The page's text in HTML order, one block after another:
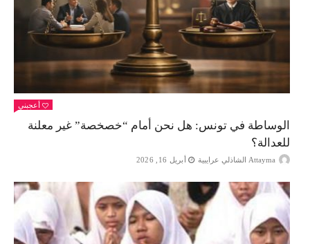
أعجبني
الوساطة في تونس: هل نحن أمام “خصخصة” غير معلنة
للعدالة؟
Attayma الشاذلي عرايبية أبريل 16, 2026